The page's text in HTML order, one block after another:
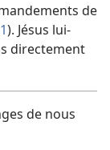
de
). Jésus lui-
directement
de nous